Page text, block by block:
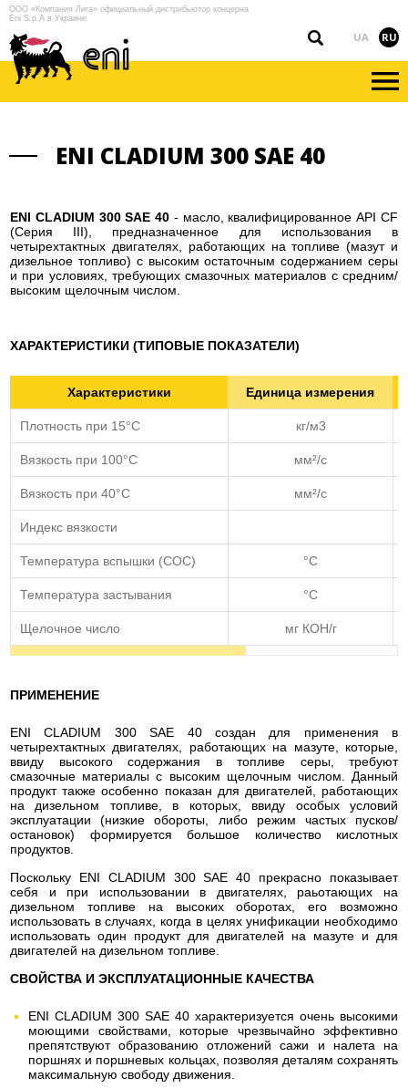
ООО «Компания Лига» официальный дистрибьютор концерна
Eni S.p.A в Украине
UA RU
ENI CLADIUM 300 SAE 40
ENI CLADIUM 300 SAE 40 - масло, квалифицированное API CF
(Серия III), предназначенное для использования в
четырехтактных двигателях, работающих на топливе (мазут и
дизельное топливо) с высоким остаточным содержанием серы
и при условиях, требующих смазочных материалов с средним/
высоким щелочным числом.
ХАРАКТЕРИСТИКИ (ТИПОВЫЕ ПОКАЗАТЕЛИ)
Характеристики Единица измерения
Плотность при 15°С кг/м3
Вязкость при 100°C мм²/с
Вязкость при 40°C мм²/с
Индекс вязкости
Температура вспышки (COC) °C
Температура застывания °C
Щелочное число мг КОН/г
ПРИМЕНЕНИЕ
ENI CLADIUM 300 SAE 40 создан для применения в
четырехтактных двигателях, работающих на мазуте, которые,
ввиду высокого содержания в топливе серы, требуют
смазочные материалы с высоким щелочным числом. Данный
продукт также особенно показан для двигателей, работающих
на дизельном топливе, в которых, ввиду особых условий
эксплуатации (низкие обороты, либо режим частых пусков/
остановок) формируется большое количество кислотных
продуктов.
Поскольку ENI CLADIUM 300 SAE 40 прекрасно показывает
себя и при использовании в двигателях, раьотающих на
дизельном топливе на высоких оборотах, его возможно
использовать в случаях, когда в целях унификации необходимо
использовать один продукт для двигателей на мазуте и для
двигателей на дизельном топливе.
СВОЙСТВА И ЭКСПЛУАТАЦИОННЫЕ КАЧЕСТВА
ENI CLADIUM 300 SAE 40 характеризуется очень высокими
моющими свойствами, которые чрезвычайно эффективно
препятствуют образованию отложений сажи и налета на
поршнях и поршневых кольцах, позволяя деталям сохранять
максимальную свободу движения.